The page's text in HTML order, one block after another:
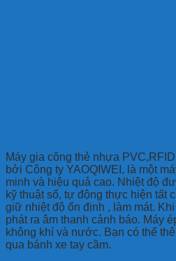
Máy gia công thẻ nhựa
bởi Công ty YAOQIWEI, là một
minh và hiệu quả cao. Nhiệt độ
kỹ thuật số, tự động thực hiện tất
giữ nhiệt độ ổn định , làm mát.
phát ra âm thanh cảnh báo. Máy
không khí và nước. Bạn có thể
qua bánh xe tay cầm.